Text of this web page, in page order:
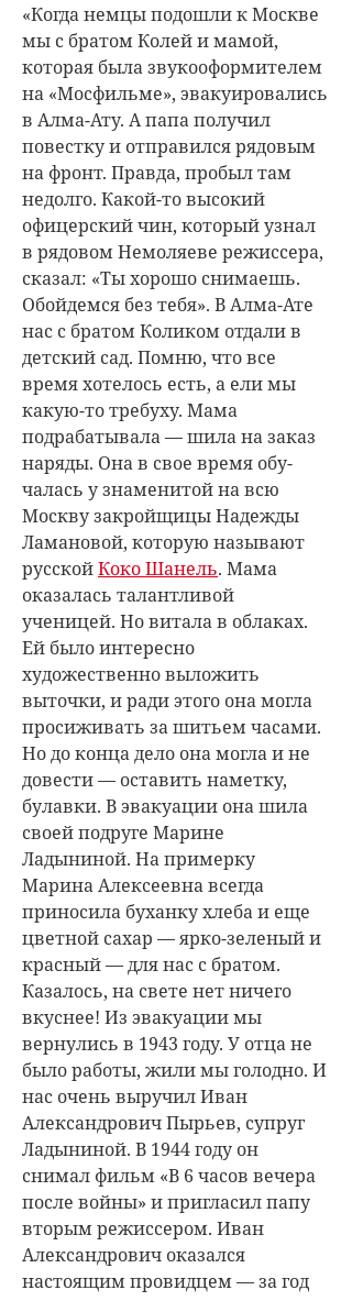
«Когда немцы подошли к Москве
мы с братом Колей и мамой,
которая была звукооформителем
на «Мосфильме», эвакуировались
в Алма-Ату. А папа получил
повестку и отправился рядовым
на фронт. Правда, пробыл там
недолго. Какой-то высокий
офицерский чин, который узнал
в рядовом Немоляеве режиссера,
сказал: «Ты хорошо снимаешь.
Обойдемся без тебя». В Алма-Ате
нас с братом Коликом отдали в
детский сад. Помню, что все
время хотелось есть, а ели мы
какую-то требуху. Мама
подрабатывала — шила на заказ
наряды. Она в свое время обу­
чалась у знаменитой на всю
Москву закройщицы Надежды
Ламановой, которую называют
русскойКоко Шанель. Мама
оказалась талантливой
ученицей. Но витала в облаках.
Ей было интересно
художественно выложить
выточки, и ради этого она могла
просиживать за шитьем часами.
Но до конца дело она могла и не
довести — оставить наметку,
булавки. В эвакуации она шила
своей подруге Марине
Ладыниной. На примерку
Марина Алексеевна всегда
приносила буханку хлеба и еще
цветной сахар — ярко-зеленый и
красный — для нас с братом.
Казалось, на свете нет ничего
вкуснее! Из эвакуации мы
вернулись в 1943 году. У отца не
было работы, жили мы голодно. И
нас очень выручил Иван
Александрович Пырьев, супруг
Ладыниной. В 1944 году он
снимал фильм «В 6 часов вечера
после войны» и пригласил папу
вторым режиссером. Иван
Александрович оказался
настоящим провидцем — за год